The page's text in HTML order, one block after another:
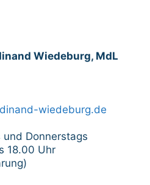
Wiedeburg, MdL
wiedeburg.de
Donnerstags
18.00 Uhr